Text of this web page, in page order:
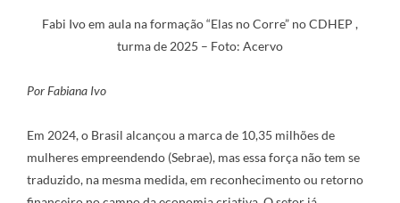
Fabi Ivo em aula na formação “Elas no Corre” no CDHEP ,
turma de 2025 – Foto: Acervo
Por Fabiana Ivo
Em 2024, o Brasil alcançou a marca de 10,35 milhões de
mulheres empreendendo (Sebrae), mas essa força não tem se
traduzido, na mesma medida, em reconhecimento ou retorno